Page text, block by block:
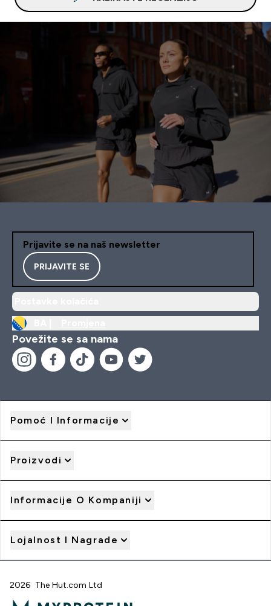
Prijavite se na naš newsletter
PRIJAVITE SE
Povežite se sa nama
Pomoć I Informacije
Proizvodi
Informacije O Kompaniji
Lojalnost I Nagrade
2026 The Hut.com Ltd